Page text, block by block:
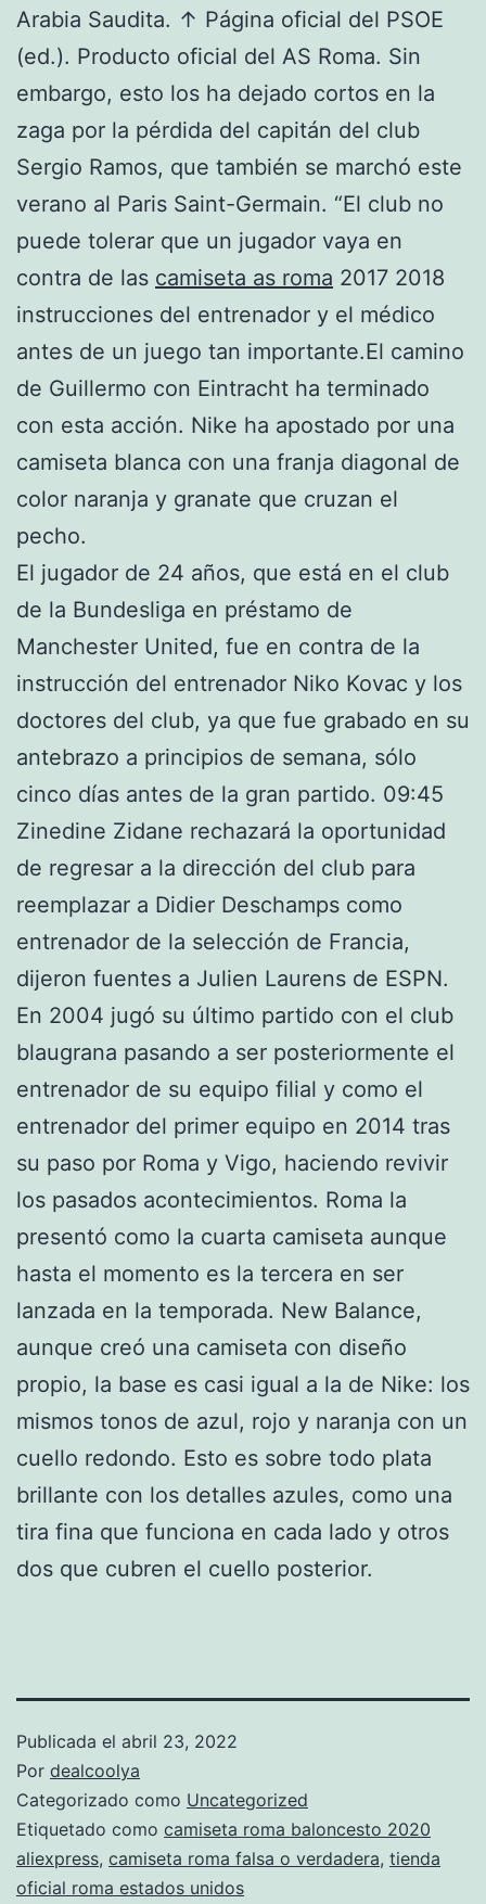
Arabia Saudita. ↑ Página oficial del PSOE
(ed.). Producto oficial del AS Roma. Sin
embargo, esto los ha dejado cortos en la
zaga por la pérdida del capitán del club
Sergio Ramos, que también se marchó este
verano al Paris Saint-Germain. “El club no
puede tolerar que un jugador vaya en
contra de las camiseta as roma 2017 2018
instrucciones del entrenador y el médico
antes de un juego tan importante.El camino
de Guillermo con Eintracht ha terminado
con esta acción. Nike ha apostado por una
camiseta blanca con una franja diagonal de
color naranja y granate que cruzan el
pecho.
El jugador de 24 años, que está en el club
de la Bundesliga en préstamo de
Manchester United, fue en contra de la
instrucción del entrenador Niko Kovac y los
doctores del club, ya que fue grabado en su
antebrazo a principios de semana, sólo
cinco días antes de la gran partido. 09:45
Zinedine Zidane rechazará la oportunidad
de regresar a la dirección del club para
reemplazar a Didier Deschamps como
entrenador de la selección de Francia,
dijeron fuentes a Julien Laurens de ESPN.
En 2004 jugó su último partido con el club
blaugrana pasando a ser posteriormente el
entrenador de su equipo filial y como el
entrenador del primer equipo en 2014 tras
su paso por Roma y Vigo, haciendo revivir
los pasados acontecimientos. Roma la
presentó como la cuarta camiseta aunque
hasta el momento es la tercera en ser
lanzada en la temporada. New Balance,
aunque creó una camiseta con diseño
propio, la base es casi igual a la de Nike: los
mismos tonos de azul, rojo y naranja con un
cuello redondo. Esto es sobre todo plata
brillante con los detalles azules, como una
tira fina que funciona en cada lado y otros
dos que cubren el cuello posterior.
Publicada el abril 23, 2022
Por dealcoolya
Categorizado como Uncategorized
Etiquetado como camiseta roma baloncesto 2020
aliexpress, camiseta roma falsa o verdadera, tienda
oficial roma estados unidos